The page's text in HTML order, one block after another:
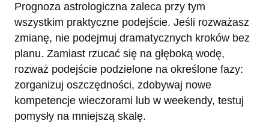
Prognoza astrologiczna zaleca przy tym
wszystkim praktyczne podejście. Jeśli rozważasz
zmianę, nie podejmuj dramatycznych kroków bez
planu. Zamiast rzucać się na głęboką wodę,
rozważ podejście podzielone na określone fazy:
zorganizuj oszczędności, zdobywaj nowe
kompetencje wieczorami lub w weekendy, testuj
pomysły na mniejszą skalę.